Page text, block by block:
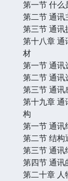
第一节 什么
第二节 通讯
第三节 通讯
第十八章
材
第一节 通讯
第二节 通讯
第三节 通讯
第十九章
构
第一节 通讯
第二节 结构
第三节 通讯
第四节 通讯
第二十章 人